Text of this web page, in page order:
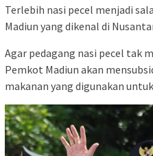
Terlebih nasi pecel menjadi
Madiun yang dikenal di
Agar pedagang nasi pecel tak
Pemkot Madiun akan
makanan yang digunakan